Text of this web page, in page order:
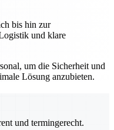
bis hin zur
und klare
um die Sicherheit und
Lösung anzubieten.
und termingerecht.